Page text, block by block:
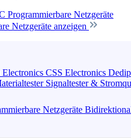
Programmierbare Netzgeräte
Netzgeräte anzeigen
CSS Electronics
Signaltester &
Netzgeräte